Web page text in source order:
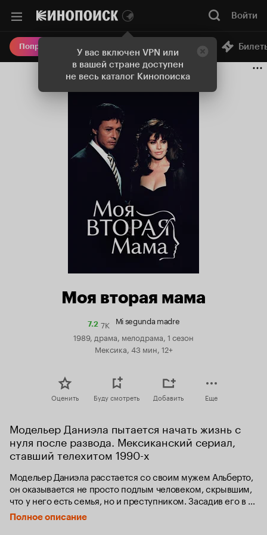
У вас включен VPN или
в вашей стране доступен
не весь каталог Кинопоиска
Войти
Попробовать Плюс Онлайн-кинотеатр
Моя вторая мама
7.2Рейтинг
7.2
7K Mi segunda madre
1989, драма, мелодрама, 1 сезон
Мексика, 43 мин, 12+
Оценить Буду смотреть Добавить Еще
Модельер Даниэла пытается начать жизнь с
нуля после развода. Мексиканский сериал,
ставший телехитом 1990-х
Модельер Даниэла расстается со своим мужем Альберто,
он оказывается не просто подлым человеком, скрывшим,
что у него есть семья, но и преступником. Засадив его в
тюрьму, отдохнуть измотанная женщина отправляется с
подругой в круиз, где встречает бизнесмена Хуана
Полное описание